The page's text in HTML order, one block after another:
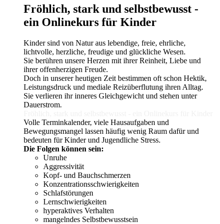
war:
69,00 €
ist:
36,00 €.
Fröhlich, stark und selbstbewusst -
ein Onlinekurs für Kinder
Kinder sind von Natur aus lebendige, freie, ehrliche,
lichtvolle, herzliche, freudige und glückliche Wesen.
Sie berühren unsere Herzen mit ihrer Reinheit, Liebe und
ihrer offenherzigen Freude.
Doch in unserer heutigen Zeit bestimmen oft schon Hektik,
Leistungsdruck und mediale Reizüberflutung ihren Alltag.
Sie verlieren ihr inneres Gleichgewicht und stehen unter
Dauerstrom.
Volle Terminkalender, viele Hausaufgaben und
Bewegungsmangel lassen häufig wenig Raum dafür und
bedeuten für Kinder und Jugendliche Stress.
Die Folgen können sein: ­
Unruhe
Aggressivität
Kopf- und Bauchschmerzen
Konzentrationsschwierigkeiten
Schlaf­störungen
Lernschwierigkeiten
hyperaktives Verhalten
mangelndes Selbstbewusstsein